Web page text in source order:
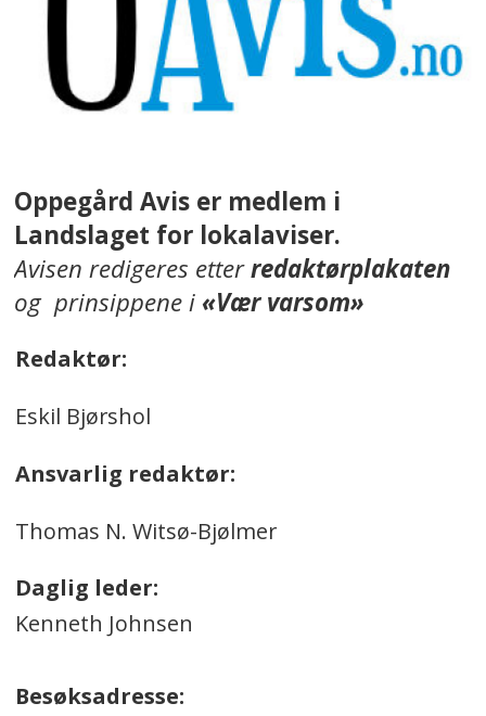
Oppegård Avis er medlem i
Landslaget for lokalaviser.
Avisen redigeres etterredaktørplakaten
og prinsippene i«Vær varsom»
Redaktør:
Eskil Bjørshol
Ansvarlig redaktør:
Thomas N. Witsø-Bjølmer
Daglig leder:
Kenneth Johnsen
Besøksadresse: